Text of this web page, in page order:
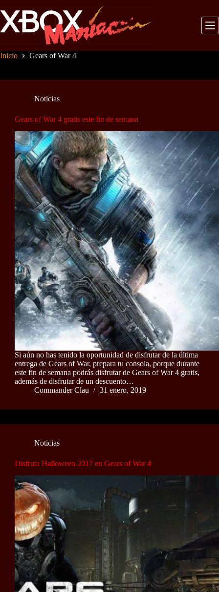
al
contenido
Inicio Gears of War 4
Noticias
Gears of War 4 gratis este fin de semana
Si aún no has tenido la oportunidad de disfrutar de la última
entrega de Gears of War, prepara tu consola, porque durante
este fin de semana podrás disfrutar de Gears of War 4 gratis,
además de disfrutar de un descuento…
Commander Clau
31 enero, 2019
Noticias
Disfruta Halloween 2017 en Gears of War 4